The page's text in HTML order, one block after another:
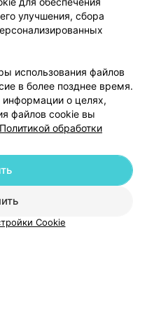
30 руб.
45 руб.
компанию
улучшения, сбора
использования файлов
в более позднее время.
информации о целях,
файлов cookie вы
Политикой обработки
Cookie